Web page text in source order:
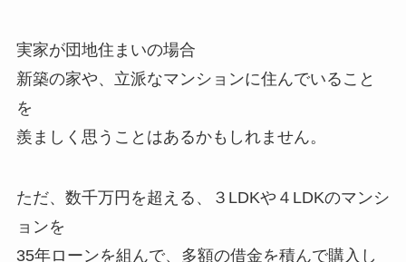
実家が団地住まいの場合
新築の家や、立派なマンションに住んでいること
を
羨ましく思うことはあるかもしれません。
ただ、数千万円を超える、３LDKや４LDKのマンシ
ョンを
35年ローンを組んで、多額の借金を積んで購入し